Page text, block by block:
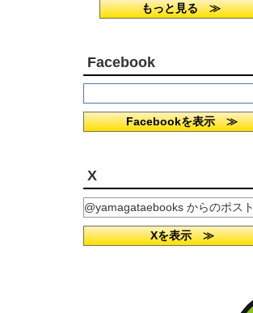
もっと見る ≫
Facebook
Facebookを表示 ≫
X
@yamagataebooks からのポスト
Xを表示 ≫